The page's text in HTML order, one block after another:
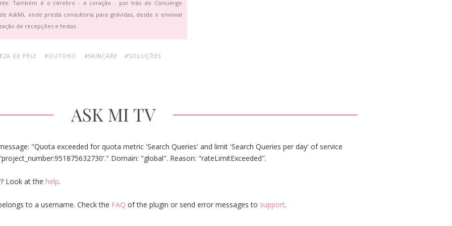
Também é o cérebro - e coração - por trás do Concierge
AskMi, onde presta consultoria para grávidas, desde o enxoval
de recepções e festas.
DE PELE #OUTONO #SKINCARE #SOLUÇÕES
ASK MI TV
"Quota exceeded for quota metric 'Search Queries' and limit 'Search Queries per day' of service
Domain: "global". Reason: "rateLimitExceeded".
Look at the help.
to a username. Check the FAQ of the plugin or send error messages to support.